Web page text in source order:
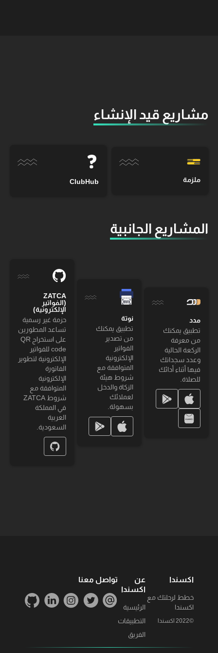
مشاريع قيد الإنشاء
ملزمة ClubHub
المشاريع الجانبية
مدد
تطبيق يمكنك
من معرفة
الركعة الحالية
وعدد سجداتك
فيها أثناء أدائك
للصلاة.
نوتة
تطبيق يمكنك
من تصدير
الفواتير
الإلكترونية
المتوافقة مع
شروط هيئة
الزكاة والدخل
لعملائك
بسهولة.
ZATCA
(الفواتير
الإلكترونية)
حزمة غير رسمية
تساعد المطورين
على استخراج QR
code للفواتير
الإلكترونية لتطوير
الفاتورة
الإلكترونية
المتوافقة مع
شروط ZATCA
في المملكة
العربية
السعودية.
اكسندا
خطط لرحلتك مع
اكسندا
©2022 اكسندا
عن
اكسندا
الرئيسية
التطبيقات
الفريق
تواصل معنا